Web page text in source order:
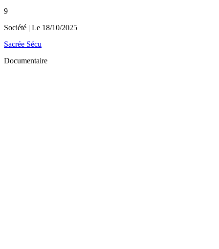
9
Société | Le 18/10/2025
Sacrée Sécu
Documentaire